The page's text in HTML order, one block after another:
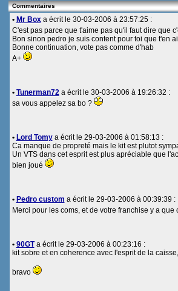
Commentaires
• Mr Boxa écrit le 30-03-2006 à 23:57:25 :
C'est pas parce que t'aime pas qu'il faut dire que
Bon sinon pedro je suis content pour toi que t'en
Bonne continuation, vote pas comme d'hab
A+
• Tunerman72a écrit le 30-03-2006 à 19:26:32 :
sa vous appelez sa bo ?
• Lord Tomya écrit le 29-03-2006 à 01:58:13 :
Ca manque de propreté mais le kit est plutot
Un VTS dans cet esprit est plus apréciable que
bien joué
• Pedro custom a écrit le 29-03-2006 à 00:39:39 :
Merci pour les coms, et de votre franchise y a
• 90GTa écrit le 29-03-2006 à 00:23:16 :
kit sobre et en coherence avec l'esprit de la
bravo